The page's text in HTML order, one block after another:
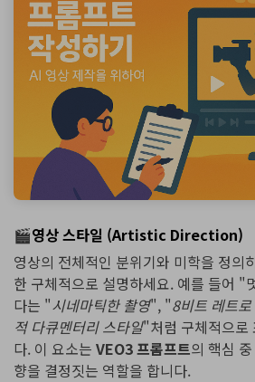
🎬영상 스타일 (Artistic Direction)
영상의 전체적인 분위기와 미학을 정의
한 구체적으로 설명하세요. 예를 들어 "
다는 "시네마틱한 촬영", "8비트 레트
적 다큐멘터리 스타일"처럼 구체적으로
다. 이 요소는 VEO3 프롬프트의 핵심
향을 결정짓는 역할을 합니다.